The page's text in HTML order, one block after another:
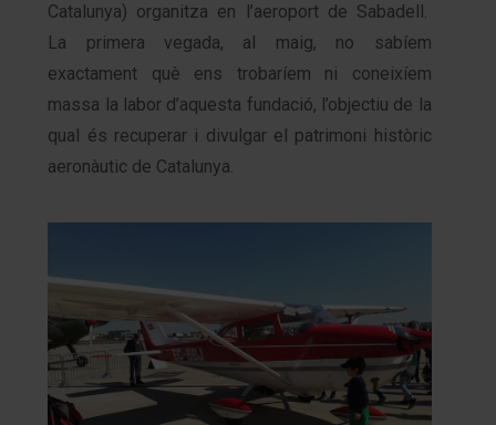
Catalunya) organitza en l’aeroport de Sabadell.
La primera vegada, al maig, no sabíem
exactament què ens trobaríem ni coneixíem
massa la labor d’aquesta fundació, l’objectiu de la
qual és recuperar i divulgar el patrimoni històric
aeronàutic de Catalunya.